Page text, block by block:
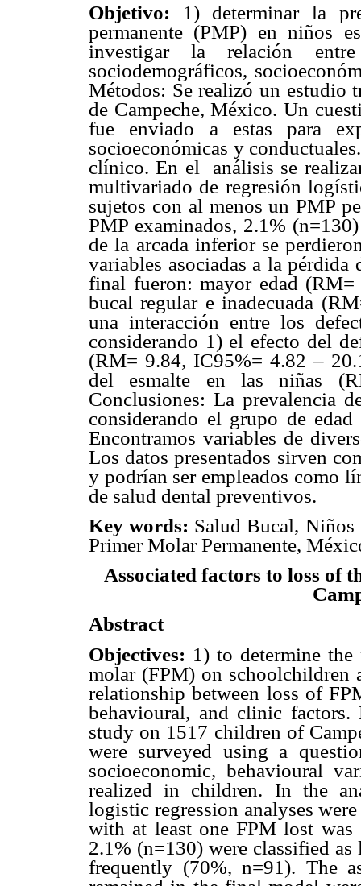
Objetivo: 1) determinar la
permanente (PMP) en niños
investigar la relación
sociodemográficos,
Métodos: Se realizó un estudio
de Campeche, México. Un
fue enviado a estas para
socioeconómicas y
clínico. En el análisis se
multivariado de regresión
sujetos con al menos un PMP
PMP examinados, 2.1%
de la arcada inferior se
variables asociadas a la
final fueron: mayor edad
bucal regular e inadecuada
una interacción entre los
considerando 1) el efecto del
(RM= 9.84, IC95%= 4.82 –
del esmalte en las niñas
Conclusiones: La prevalencia
considerando el grupo de
Encontramos variables de
Los datos presentados sirven
y podrían ser empleados como
de salud dental preventivos.
Key words: Salud Bucal, Niños
Primer Molar Permanente,
Associated factors to loss of
Abstract
Objectives: 1) to determine
molar (FPM) on schoolchildren
relationship between loss of
behavioural, and clinic factors.
study on 1517 children of
were surveyed using a
socioeconomic, behavioural
realized in children. In the
logistic regression analyses
with at least one FPM lost
2.1% (n=130) were classified
frequently (70%, n=91). The